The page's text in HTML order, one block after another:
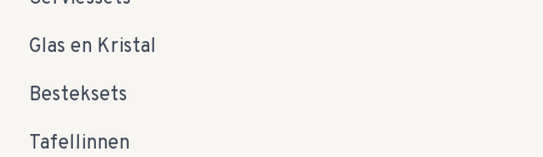
Glas en Kristal
Besteksets
Tafellinnen